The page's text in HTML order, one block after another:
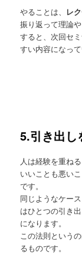
やることは、 レ
振り返って理論
すると、次回セ
すい内容になって
5.引き出し
人は経験を重ね
いいことも悪い
です。
同じようなケー
はひとつの引き
になります。
この法則というの
るものです。